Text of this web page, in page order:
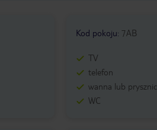
Kod pokoju: 7AB
TV
telefon
wanna lub prysznic
WC